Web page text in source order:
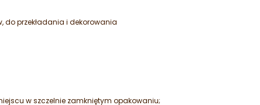
do przekładania i dekorowania
w szczelnie zamkniętym opakowaniu;